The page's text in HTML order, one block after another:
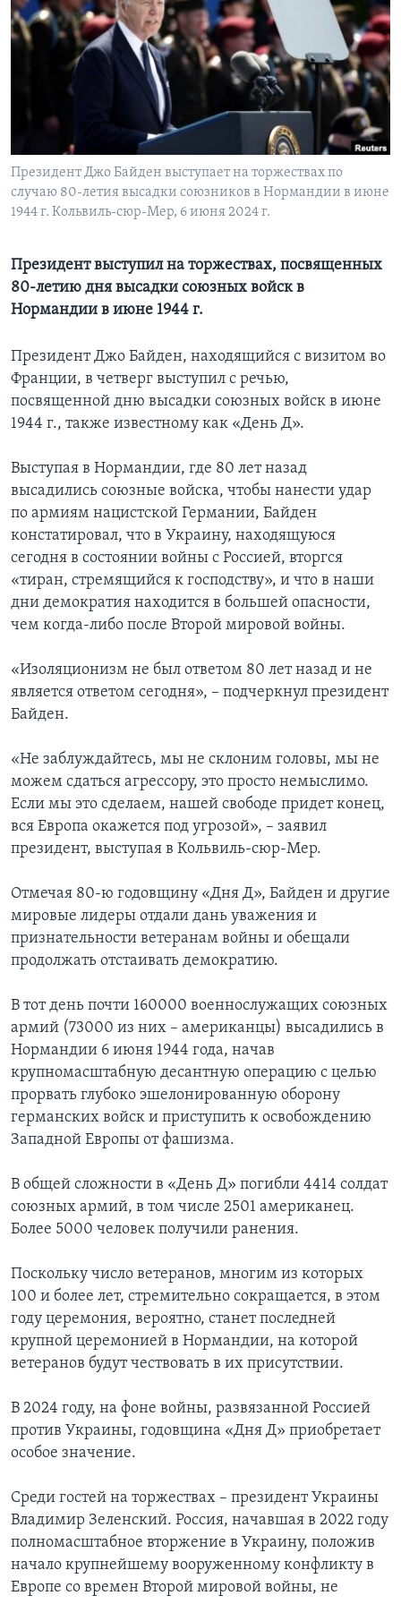
Learning English
Президент Джо Байден выступает на торжествах по
случаю 80-летия высадки союзников в Нормандии в июне
1944 г. Кольвиль-сюр-Мер, 6 июня 2024 г.
Президент выступил на торжествах, посвященных
80-летию дня высадки союзных войск в
Нормандии в июне 1944 г.
Президент Джо Байден, находящийся с визитом во
Франции, в четверг выступил с речью,
посвященной дню высадки союзных войск в июне
1944 г., также известному как «День Д».
Выступая в Нормандии, где 80 лет назад
высадились союзные войска, чтобы нанести удар
по армиям нацистской Германии, Байден
констатировал, что в Украину, находящуюся
сегодня в состоянии войны с Россией, вторгся
«тиран, стремящийся к господству», и что в наши
дни демократия находится в большей опасности,
чем когда-либо после Второй мировой войны.
«Изоляционизм не был ответом 80 лет назад и не
является ответом сегодня», – подчеркнул президент
Байден.
«Не заблуждайтесь, мы не склоним головы, мы не
можем сдаться агрессору, это просто немыслимо.
Если мы это сделаем, нашей свободе придет конец,
вся Европа окажется под угрозой», – заявил
президент, выступая в Кольвиль-сюр-Мер.
Отмечая 80-ю годовщину «Дня Д», Байден и другие
мировые лидеры отдали дань уважения и
признательности ветеранам войны и обещали
продолжать отстаивать демократию.
В тот день почти 160000 военнослужащих союзных
армий (73000 из них – американцы) высадились в
Нормандии 6 июня 1944 года, начав
крупномасштабную десантную операцию с целью
прорвать глубоко эшелонированную оборону
германских войск и приступить к освобождению
Западной Европы от фашизма.
В общей сложности в «День Д» погибли 4414 солдат
союзных армий, в том числе 2501 американец.
Более 5000 человек получили ранения.
Поскольку число ветеранов, многим из которых
100 и более лет, стремительно сокращается, в этом
году церемония, вероятно, станет последней
крупной церемонией в Нормандии, на которой
ветеранов будут чествовать в их присутствии.
В 2024 году, на фоне войны, развязанной Россией
против Украины, годовщина «Дня Д» приобретает
особое значение.
Среди гостей на торжествах – президент Украины
Владимир Зеленский. Россия, начавшая в 2022 году
полномасштабное вторжение в Украину, положив
начало крупнейшему вооруженному конфликту в
Европе со времен Второй мировой войны, не